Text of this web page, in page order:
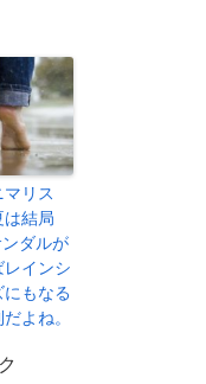
マリス
は結局
ンダルが
レインシ
にもなる
よね。